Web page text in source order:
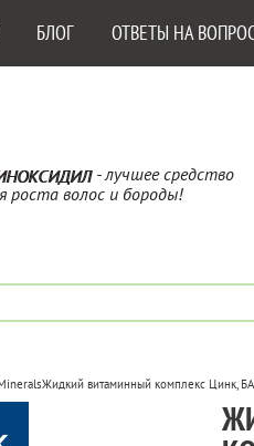
БЛОГ ОТВЕТЫ НА
- лучшее средство
роста волос и бороды!
Жидкий витаминный комплекс Цинк,